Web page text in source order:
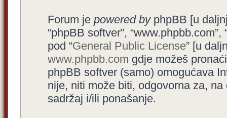
Forum je powered byphpBB [u
“phpBB softver”,
pod “General Public License” [u
www.phpbb.com gdje možeš
phpBB softver (samo) omogućava
nije, niti može biti, odgovorna za,
sadržaj i/ili ponašanje.